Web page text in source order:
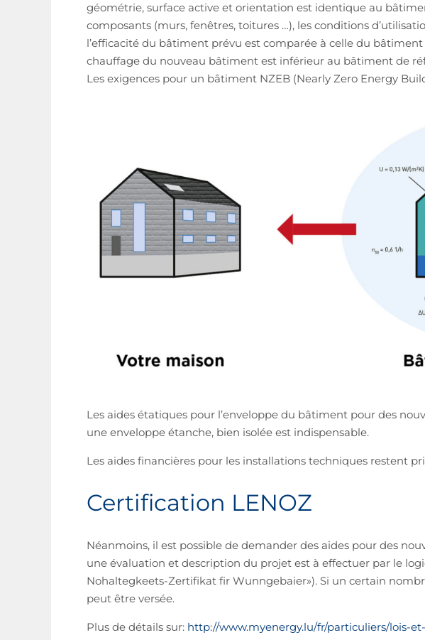
géométrie, surface active et orientation est identique au
composants (murs, fenêtres, toitures …), les conditions
l’efficacité du bâtiment prévu est comparée à celle du
chauffage du nouveau bâtiment est inférieur au bâtiment de
Les exigences pour un bâtiment NZEB (Nearly Zero Energy
Les aides étatiques pour l’enveloppe du bâtiment pour des
une enveloppe étanche, bien isolée est indispensable.
Les aides financières pour les installations techniques restent
Certification LENOZ
Néanmoins, il est possible de demander des aides pour des
une évaluation et description du projet est à effectuer par le
Nohaltegkeets-Zertifikat fir Wunngebaier»). Si un certain
peut être versée.
Plus de détails sur: http://www.myenergy.lu/fr/particuliers/lois-